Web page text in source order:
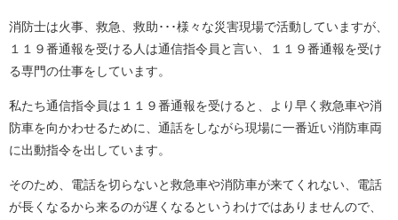
消防士は火事、救急、救助･･･様々な災害現場で活動していますが、
１１９番通報を受ける人は通信指令員と言い、１１９番通報を受け
る専門の仕事をしています。
私たち通信指令員は１１９番通報を受けると、より早く救急車や消
防車を向かわせるために、通話をしながら現場に一番近い消防車両
に出動指令を出しています。
そのため、電話を切らないと救急車や消防車が来てくれない、電話
が長くなるから来るのが遅くなるというわけではありませんので、